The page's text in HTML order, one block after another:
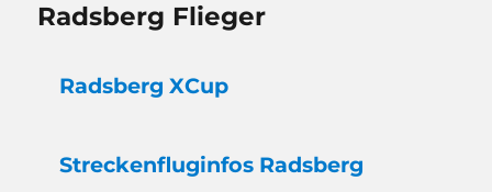
Radsberg Flieger
Radsberg XCup
Streckenfluginfos Radsberg